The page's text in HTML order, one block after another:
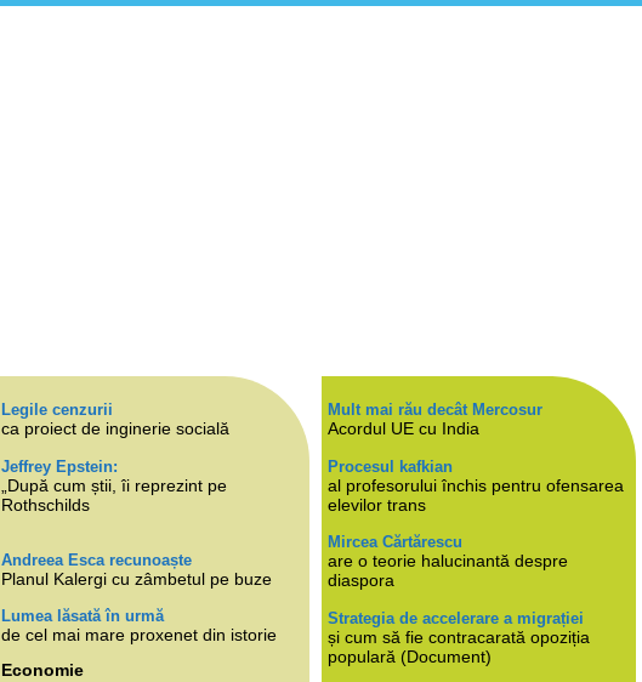
Legile cenzurii
ca proiect de inginerie socială
Jeffrey Epstein:
„După cum știi, îi reprezint pe
Rothschilds
Andreea Esca recunoaște
Planul Kalergi cu zâmbetul pe buze
Lumea lăsată în urmă
de cel mai mare proxenet din istorie
Economie
Mult mai rău decât Mercosur
Acordul UE cu India
Procesul kafkian
al profesorului închis pentru ofensarea
elevilor trans
Mircea Cărtărescu
are o teorie halucinantă despre
diaspora
Strategia de accelerare a migrației
și cum să fie contracarată opoziția
populară (Document)